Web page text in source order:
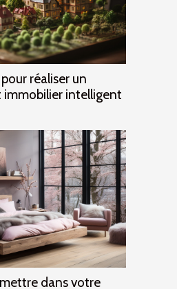
réaliser un
immobilier intelligent
dans votre